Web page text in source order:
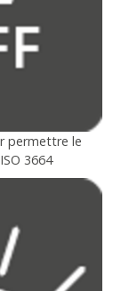
permettre le
3664